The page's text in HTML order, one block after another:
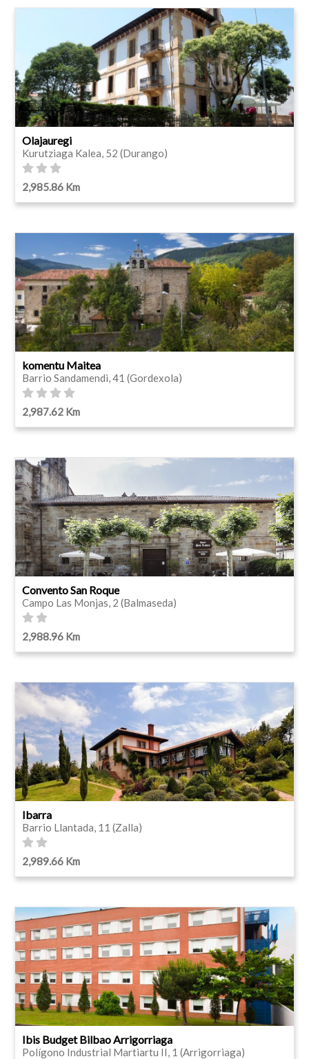
Olajauregi
Kurutziaga Kalea, 52 (Durango)
2,985.86 Km
komentu Maitea
Barrio Sandamendi, 41 (Gordexola)
2,987.62 Km
Convento San Roque
Campo Las Monjas, 2 (Balmaseda)
2,988.96 Km
Ibarra
Barrio Llantada, 11 (Zalla)
2,989.66 Km
Ibis Budget Bilbao Arrigorriaga
Polígono Industrial Martiartu II, 1 (Arrigorriaga)